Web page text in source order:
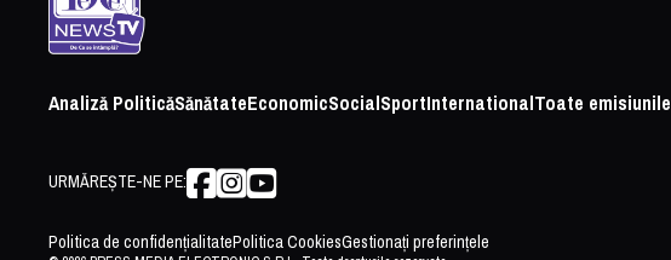
Analiză PoliticăSănătateEconomicSocialSportInternationalToate emisiunile
URMĂREȘTE-NE PE:
Politica de confidențialitatePolitica CookiesGestionați preferințele